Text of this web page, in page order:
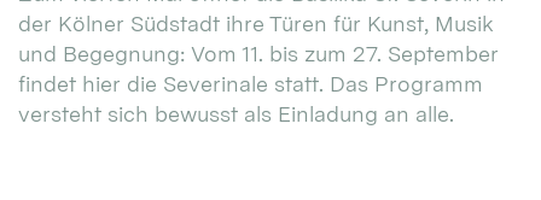
der Kölner Südstadt ihre Türen für Kunst, Musik
und Begegnung: Vom 11. bis zum 27. September
findet hier die Severinale statt. Das Programm
versteht sich bewusst als Einladung an alle.